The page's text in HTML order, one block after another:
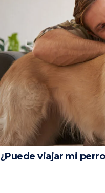
¿Puede viajar mi